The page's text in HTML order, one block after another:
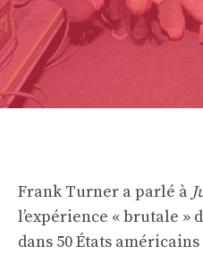
Frank Turner a parlé à
l’expérience « brutale »
dans 50 États américains